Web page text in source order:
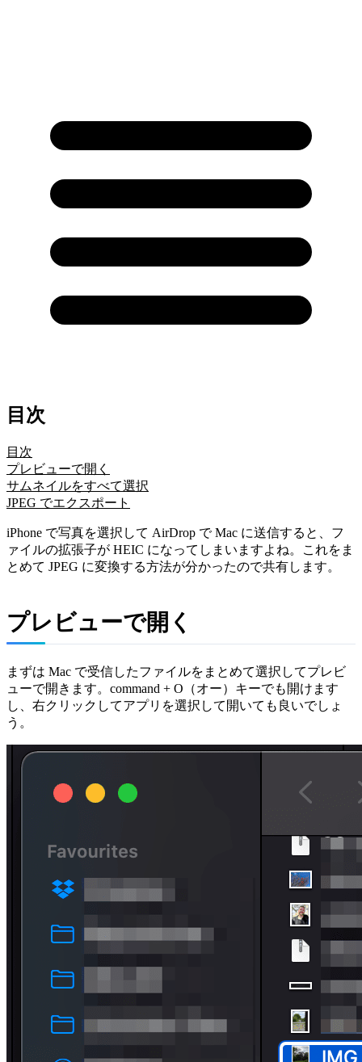
目次
目次
プレビューで開く
サムネイルをすべて選択
JPEG でエクスポート
iPhone で写真を選択して AirDrop で Mac に送信すると、フ
ァイルの拡張子が HEIC になってしまいますよね。これをま
とめて JPEG に変換する方法が分かったので共有します。
プレビューで開く
まずは Mac で受信したファイルをまとめて選択してプレビ
ューで開きます。command + O（オー）キーでも開けます
し、右クリックしてアプリを選択して開いても良いでしょ
う。